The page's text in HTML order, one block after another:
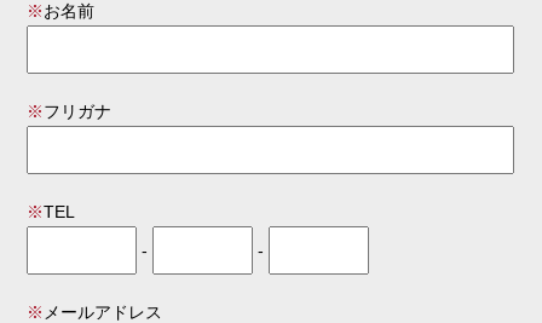
※お名前
※フリガナ
※TEL
-
-
※ メールアドレス